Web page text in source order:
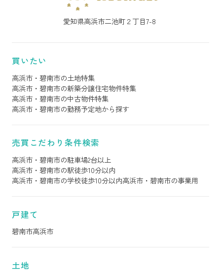
愛知県高浜市二池町２丁目7-8
買いたい
高浜市・碧南市の土地特集
高浜市・碧南市の新築分譲住宅物件特集
高浜市・碧南市の中古物件特集
高浜市・碧南市の勤務予定地から探す
売買こだわり条件検索
高浜市・碧南市の駐車場2台以上
高浜市・碧南市の駅徒歩10分以内
高浜市・碧南市の学校徒歩10分以内高浜市・碧南市の事業用
戸建て
碧南市高浜市
土地